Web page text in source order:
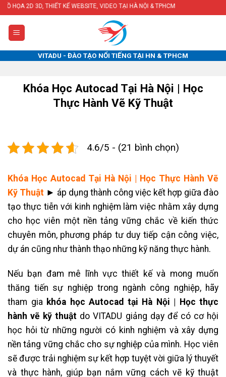
Skip
to
content
THIẾT KẾ WEBSITE, VIDEO TẠI HÀ NỘI & TPHCM
VITADU - ĐÀO TẠO NỔI TIẾNG TẠI HN & TPHCM
Khóa Học Autocad Tại Hà Nội | Học
Thực Hành Vẽ Kỹ Thuật
4.6/5 - (21 bình chọn)
Khóa Học Autocad Tại Hà Nội | Học Thực Hành Vẽ
Kỹ Thuật ► áp dụng thành công việc kết hợp giữa đào
tạo thực tiễn với kinh nghiệm làm việc nhằm xây dựng
cho học viên một nền tảng vững chắc về kiến thức
chuyên môn, phương pháp tư duy tiếp cận công việc,
dự án cũng như thành thạo những kỹ năng thực hành.
Nếu bạn đam mê lĩnh vực thiết kế và mong muốn
thăng tiến sự nghiệp trong ngành công nghiệp, hãy
tham gia khóa học Autocad tại Hà Nội | Học thực
hành vẽ kỹ thuật do VITADU giảng dạy để có cơ hội
học hỏi từ những người có kinh nghiệm và xây dựng
nền tảng vững chắc cho sự nghiệp của mình. Học viên
sẽ được trải nghiệm sự kết hợp tuyệt vời giữa lý thuyết
và thực hành, giúp bạn nắm vững cách vẽ kỹ thuật